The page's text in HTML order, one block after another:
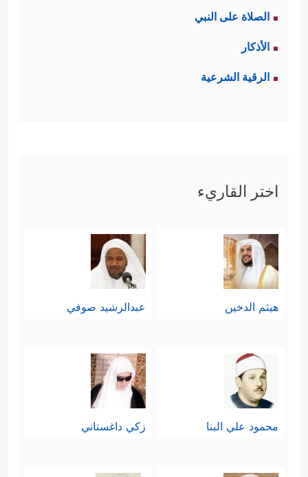
الصلاة على النبي
الأذكار
الرقية الشرعية
اختر القاريء
هيثم الدخين عبدالرشيد صوفي
محمود علي البنا زكي داغستاني